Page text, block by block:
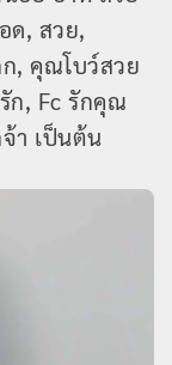
ด, สวย,
ก, คุณโบว์สวย
ก, Fc รักคุณ
า เป็นต้น